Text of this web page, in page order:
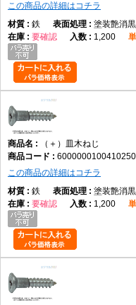
この商品の詳細はコチラ
鉄
塗装艶消
要確認
1,200
（＋）皿木ねじ
この商品の詳細はコチラ
鉄
塗装艶消
要確認
1,200